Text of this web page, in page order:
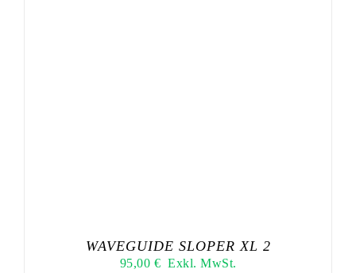
WAVEGUIDE SLOPER XL 2
95,00 € Exkl. MwSt.